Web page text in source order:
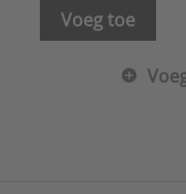
Voeg toe